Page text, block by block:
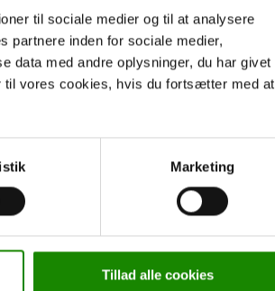
til sociale medier og til at analysere
partnere inden for sociale medier,
data med andre oplysninger, du har givet
til vores cookies, hvis du fortsætter med at
Marketing
Tillad alle cookies
7 day trip
Åle to Holmens